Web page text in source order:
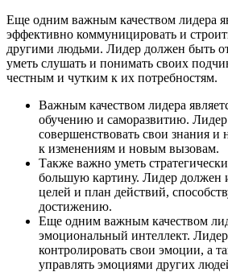
Еще одним важным качеством лидера
эффективно коммуницировать и
другими людьми. Лидер должен быть
уметь слушать и понимать своих
честным и чутким к их потребностям.
Важным качеством лидера
обучению и саморазвитию.
совершенствовать свои знания
к изменениям и новым вызовам.
Также важно уметь
большую картину. Лидер должен
целей и план действий,
достижению.
Еще одним важным качеством
эмоциональный интеллект.
контролировать свои эмоции, а
управлять эмоциями других